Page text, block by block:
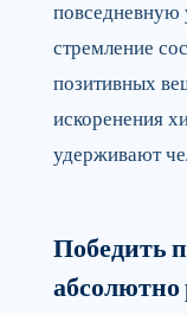
повседневную
стремление
позитивных
искоренения
удерживают
Победить
абсолютно